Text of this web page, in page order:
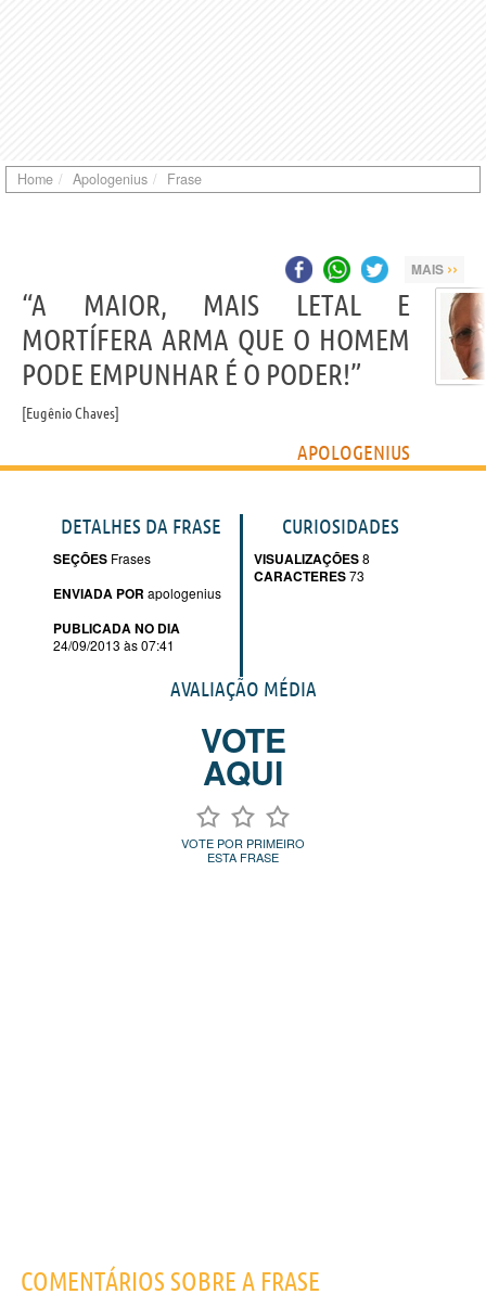
Home Apologenius Frase
MAIS ››
“A MAIOR, MAIS LETAL E
MORTÍFERA ARMA QUE O HOMEM
PODE EMPUNHAR É O PODER!”
Eugênio Chaves
APOLOGENIUS
DETALHES DA FRASE
SEÇÕES Frases
ENVIADA POR apologenius
PUBLICADA NO DIA
24/09/2013 às 07:41
CURIOSIDADES
VISUALIZAÇÕES8
CARACTERES73
AVALIAÇÃO MÉDIA
VOTE
AQUI
VOTE POR PRIMEIRO
ESTA FRASE
COMENTÁRIOS SOBRE A FRASE